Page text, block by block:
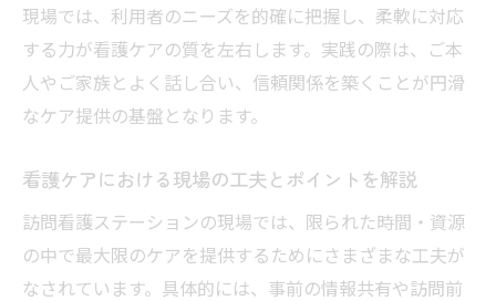
看護ケア一覧で注目すべき援助内容とは
訪問看護ならではの排泄支援ポイント紹介
看護ケア一覧で現場の役割を理解するポイント
ア一覧
看護ケア一覧を現場で活かす実践ポイント
看護ケアと看護技術の役割を整理する視点
現場で必要な看護ケアを一覧から選ぶコツ
現場では、利用者のニーズを的確に把握し、柔軟に対応
する力が看護ケアの質を左右します。実践の際は、ご本
人やご家族とよく話し合い、信頼関係を築くことが円滑
なケア提供の基盤となります。
看護ケアにおける現場の工夫とポイントを解説
訪問看護ステーションの現場では、限られた時間・資源
の中で最大限のケアを提供するためにさまざまな工夫が
なされています。具体的には、事前の情報共有や訪問前